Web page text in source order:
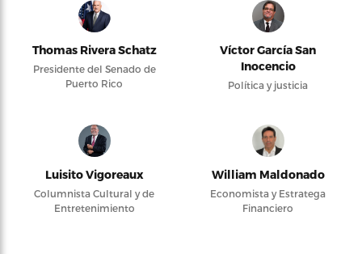
Thomas Rivera Schatz
Presidente del Senado de
Puerto Rico
Víctor García San
Inocencio
Política y justicia
Luisito Vigoreaux
Columnista Cultural y de
Entretenimiento
William Maldonado
Economista y Estratega
Financiero